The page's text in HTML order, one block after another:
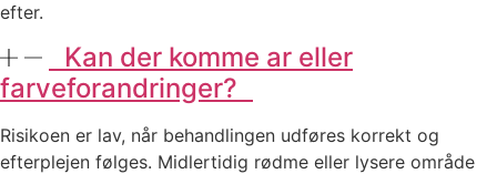
efter.
Kan der komme ar eller
farveforandringer?
Risikoen er lav, når behandlingen udføres korrekt og
efterplejen følges. Midlertidig rødme eller lysere område